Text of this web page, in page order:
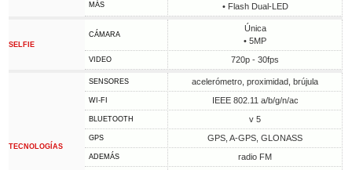
MÁS • Flash Dual-LED
SELFIE
CÁMARA
Única
• 5MP
VIDEO 720p - 30fps
TECNOLOGÍAS
SENSORES acelerómetro, proximidad, brújula
WI-FI IEEE 802.11 a/b/g/n/ac
BLUETOOTH v 5
GPS GPS, A-GPS, GLONASS
ADEMÁS
radio FM